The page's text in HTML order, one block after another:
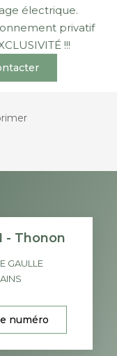
électrique.
privatif
!!!
- Thonon
GAULLE
numéro